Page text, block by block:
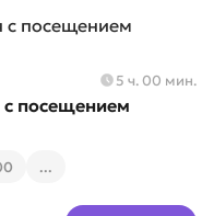
5 ч. 00 мин.
с посещением
...